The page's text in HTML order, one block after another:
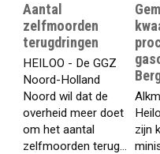
Aantal
zelfmoorden
terugdringen
HEILOO - De GGZ
Noord-Holland
Noord wil dat de
overheid meer doet
om het aantal
zelfmoorden terug...
zijn